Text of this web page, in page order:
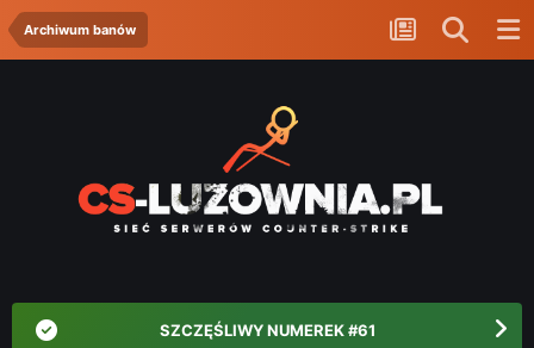
Archiwum banów
SZCZĘŚLIWY NUMEREK #61